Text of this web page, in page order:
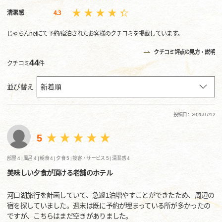
清潔感 4.3
じゃらんnetにて予約/宿泊されたお客様のクチコミを掲載しています。
クチコミ評点の見方・説明
クチコミ44件
並び替え
投稿日：2026/07/12
5
部屋 4 | 風呂 4 |朝食 4 | 夕食 5 |接客・サービス 5 |清潔感 4
美味しい夕食が頂ける老舗のホテル
河口湖旅行を計画していて、急遽1泊増やすことができたため、周辺の
宿を探していました。週末は既に予約が埋まっている所が多かったの
ですが、こちらはまだ空きがありました。